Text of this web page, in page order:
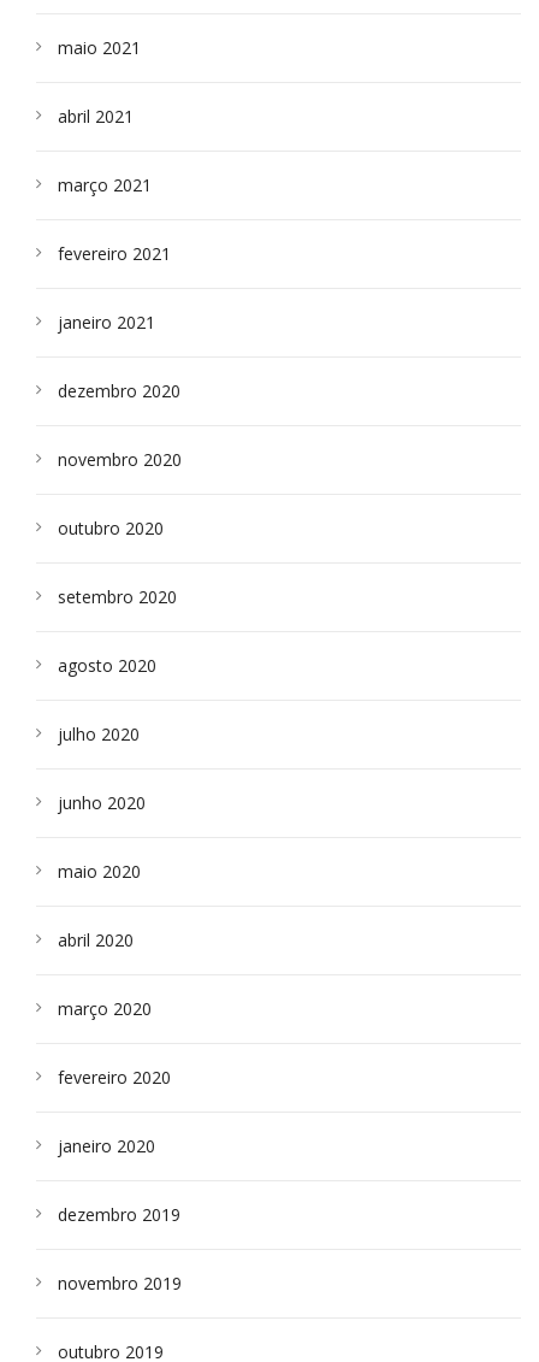
maio 2021
abril 2021
março 2021
fevereiro 2021
janeiro 2021
dezembro 2020
novembro 2020
outubro 2020
setembro 2020
agosto 2020
julho 2020
junho 2020
maio 2020
abril 2020
março 2020
fevereiro 2020
janeiro 2020
dezembro 2019
novembro 2019
outubro 2019